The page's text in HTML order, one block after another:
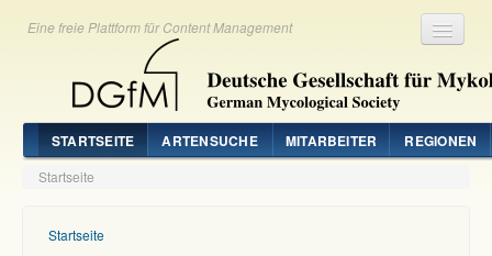
Eine freie Plattform für Content Management
STARTSEITE ARTENSUCHE MITARBEITER REGIONEN
Startseite
Startseite